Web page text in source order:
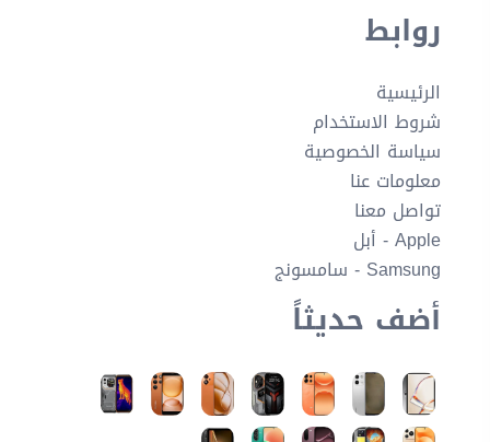
روابط
الرئيسية
شروط الاستخدام
سياسة الخصوصية
معلومات عنا
تواصل معنا
Apple - أبل
Samsung - سامسونج
أضف حديثاً